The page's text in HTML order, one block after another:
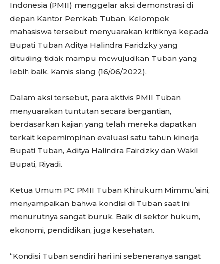
Indonesia (PMII) menggelar aksi demonstrasi di
depan Kantor Pemkab Tuban. Kelompok
mahasiswa tersebut menyuarakan kritiknya kepada
Bupati Tuban Aditya Halindra Faridzky yang
dituding tidak mampu mewujudkan Tuban yang
lebih baik, Kamis siang (16/06/2022).
Dalam aksi tersebut, para aktivis PMII Tuban
menyuarakan tuntutan secara bergantian,
berdasarkan kajian yang telah mereka dapatkan
terkait kepemimpinan evaluasi satu tahun kinerja
Bupati Tuban, Aditya Halindra Fairdzky dan Wakil
Bupati, Riyadi.
Ketua Umum PC PMII Tuban Khirukum Mimmu’aini,
menyampaikan bahwa kondisi di Tuban saat ini
menurutnya sangat buruk. Baik di sektor hukum,
ekonomi, pendidikan, juga kesehatan.
“Kondisi Tuban sendiri hari ini sebeneranya sangat